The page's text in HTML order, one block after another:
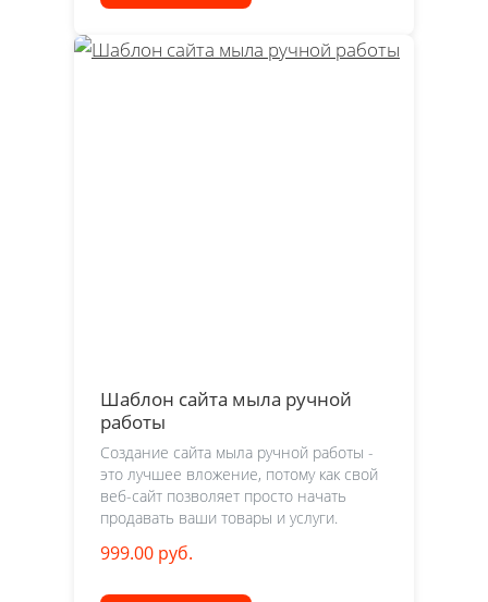
Шаблон сайта мыла ручной
работы
Создание сайта мыла ручной работы -
это лучшее вложение, потому как свой
веб-сайт позволяет просто начать
продавать ваши товары и услуги.
999.00 руб.